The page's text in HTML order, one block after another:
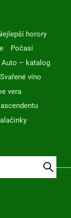
horory
Počasí
Auto – katalog
Svařené víno
vera